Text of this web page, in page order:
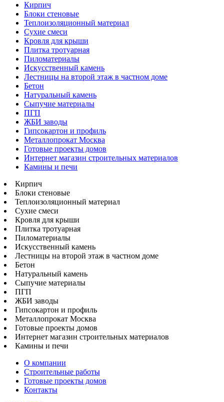
Кирпич
Блоки стеновые
Теплоизоляционный материал
Сухие смеси
Кровля для крыши
Плитка тротуарная
Пиломатериалы
Искусственный камень
Лестницы на второй этаж в частном доме
Бетон
Натуральный камень
Сыпучие материалы
ПГП
ЖБИ заводы
Гипсокартон и профиль
Металлопрокат Москва
Готовые проекты домов
Интернет магазин строительных материалов
Камины и печи
Кирпич
Блоки стеновые
Теплоизоляционный материал
Сухие смеси
Кровля для крыши
Плитка тротуарная
Пиломатериалы
Искусственный камень
Лестницы на второй этаж в частном доме
Бетон
Натуральный камень
Сыпучие материалы
ПГП
ЖБИ заводы
Гипсокартон и профиль
Металлопрокат Москва
Готовые проекты домов
Интернет магазин строительных материалов
Камины и печи
О компании
Строительные работы
Готовые проекты домов
Контакты